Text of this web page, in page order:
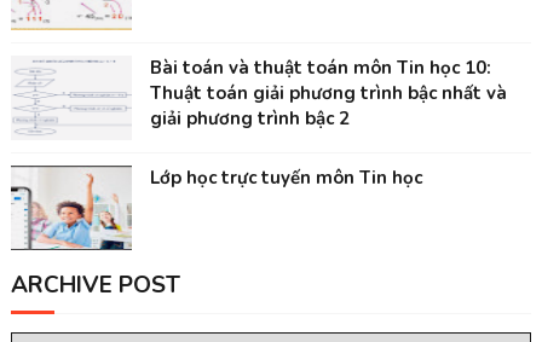
Bài toán và thuật toán môn Tin học 10:
Thuật toán giải phương trình bậc nhất và
giải phương trình bậc 2
Lớp học trực tuyến môn Tin học
ARCHIVE POST